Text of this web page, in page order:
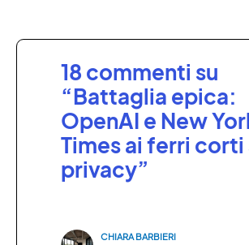
18 commenti su
“Battaglia epica:
OpenAI e New
Times ai ferri corti
privacy”
CHIARA BARBIERI